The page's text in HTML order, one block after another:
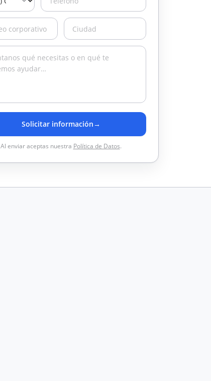
Solicitar información→
Al enviar aceptas nuestra Política de Datos.